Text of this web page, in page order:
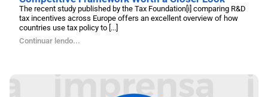
The recent study published by the Tax Foundation[i] comparing R&D
tax incentives across Europe offers an excellent overview of how
countries use tax policy to [...]
Continuar lendo...